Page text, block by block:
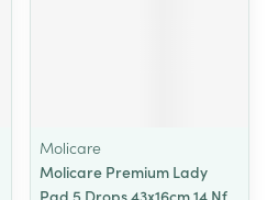
Molicare
Molicare Premium Lady
Pad 5 Drops 43x16cm 14 Nf